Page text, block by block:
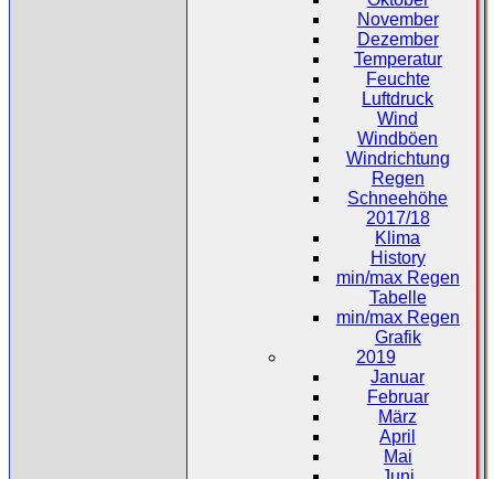
November
Dezember
Temperatur
Feuchte
Luftdruck
Wind
Windböen
Windrichtung
Regen
Schneehöhe
2017/18
Klima
History
min/max Regen
Tabelle
min/max Regen
Grafik
2019
Januar
Februar
März
April
Mai